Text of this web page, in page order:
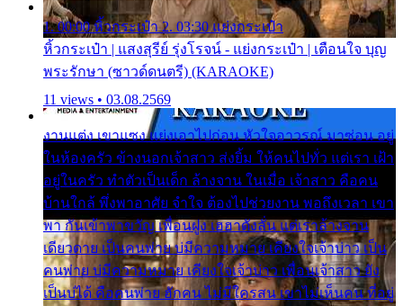
1. 00:00 หิ้วกระเป๋า 2. 03:30 แย่งกระเป๋า
หิ้วกระเป๋า | แสงสุรีย์ รุ่งโรจน์ - แย่งกระเป๋า | เตือนใจ บุญ
พระรักษา (ซาวด์ดนตรี) (KARAOKE)
11 views • 03.08.2569
งานแต่ง เขาแซง แย่งเอาไปก่อน หัวใจอาวรณ์ มาซ่อน อยู่
ในห้องครัว ข้างนอกเจ้าสาว ส่งยิ้ม ให้คนไปทั่ว แต่เรา เฝ้า
อยู่ในครัว ทำตัวเป็นเด็ก ล้างจาน ในเมื่อ เจ้าสาว คือคน
บ้านใกล้ พึ่งพาอาศัย จำใจ ต้องไปช่วยงาน พอถึงเวลา เขา
พา กันเข้าพาขวัญ เพื่อนฝูง เฮฮาดังลั่น แต่เราล้างจาน
เดียวดาย เป็นคนพ่าย บ่มีความหมาย เคียงใจเจ้าบ่าว เป็น
คนพ่าย บ่มีความหมาย เคียงใจเจ้าบ่าว เพื่อนเจ้าสาว ยัง
เป็นบ่ได้ คือคนพ่าย ฮักคน ไม่มีใครสน เขาไม่เห็นคน ที่อยู่